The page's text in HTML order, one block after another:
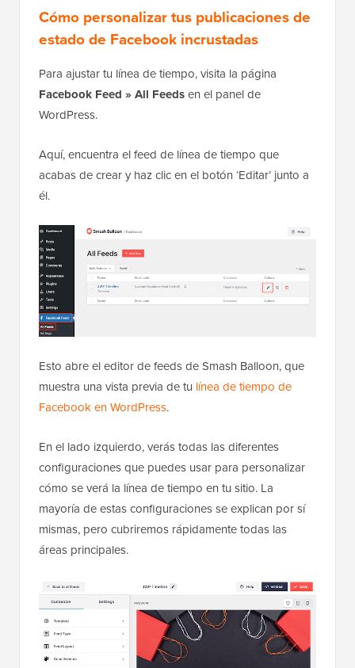
Cómo personalizar tus publicaciones de
estado de Facebook incrustadas
Para ajustar tu línea de tiempo, visita la página
Facebook Feed » All Feedsen el panel de
WordPress.
Aquí, encuentra el feed de línea de tiempo que
acabas de crear y haz clic en el botón ‘Editar’ junto a
él.
Esto abre el editor de feeds de Smash Balloon, que
muestra una vista previa de tu línea de tiempo de
Facebook en WordPress.
En el lado izquierdo, verás todas las diferentes
configuraciones que puedes usar para personalizar
cómo se verá la línea de tiempo en tu sitio. La
mayoría de estas configuraciones se explican por sí
mismas, pero cubriremos rápidamente todas las
áreas principales.